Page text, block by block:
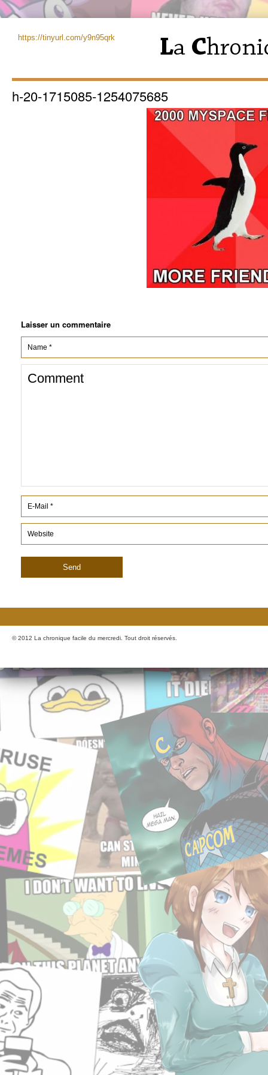
https://tinyurl.com/y9n95qrk
h-20-1715085-1254075685
Laisser un commentaire
© 2012 La chronique facile du mercredi. Tout droit réservés.